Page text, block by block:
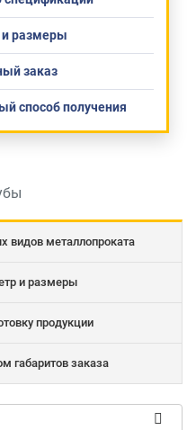
и размеры
заказ
способ получения
видов металлопроката
и размеры
продукции
габаритов заказа